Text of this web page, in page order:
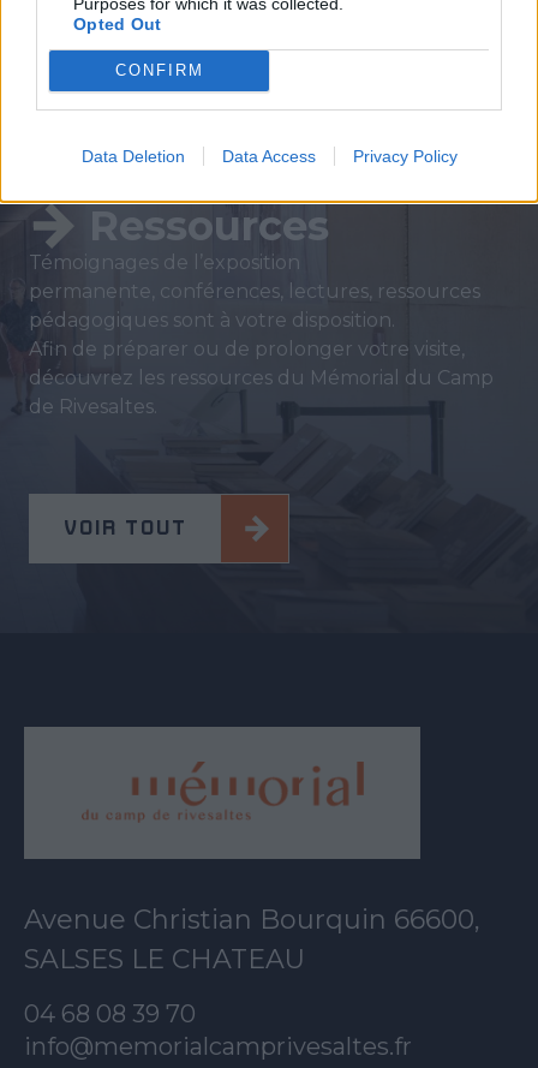
Opted Out
CONFIRM
Data Deletion Data Access Privacy Policy
S'INSCRIRE
Ressources
Témoignages de l’exposition
permanente, conférences, lectures, ressources
pédagogiques sont à votre disposition.
Afin de préparer ou de prolonger votre visite,
découvrez les ressources du Mémorial du Camp
de Rivesaltes.
VOIR TOUT
Avenue Christian Bourquin 66600,
SALSES LE CHATEAU
04 68 08 39 70
info@memorialcamprivesaltes.fr